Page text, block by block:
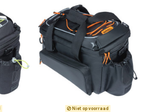
Niet op voorraad